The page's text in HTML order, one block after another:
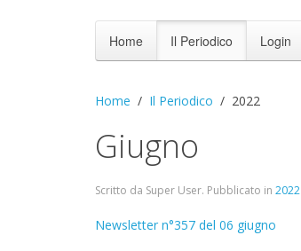
Home Il Periodico Login
Home Il Periodico 2022
Giugno
Scritto da Super User. Pubblicato in 2022
Newsletter n°357 del 06 giugno